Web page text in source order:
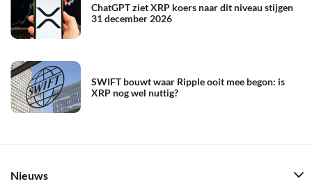
ChatGPT ziet XRP koers naar dit niveau stijgen
31 december 2026
SWIFT bouwt waar Ripple ooit mee begon: is
XRP nog wel nuttig?
Nieuws